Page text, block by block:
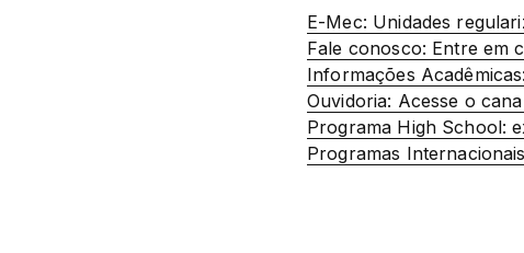
E-Mec: Unidades
Fale conosco: Entre em
Informações
Ouvidoria: Acesse o
Programa High School:
Programas Internacionais